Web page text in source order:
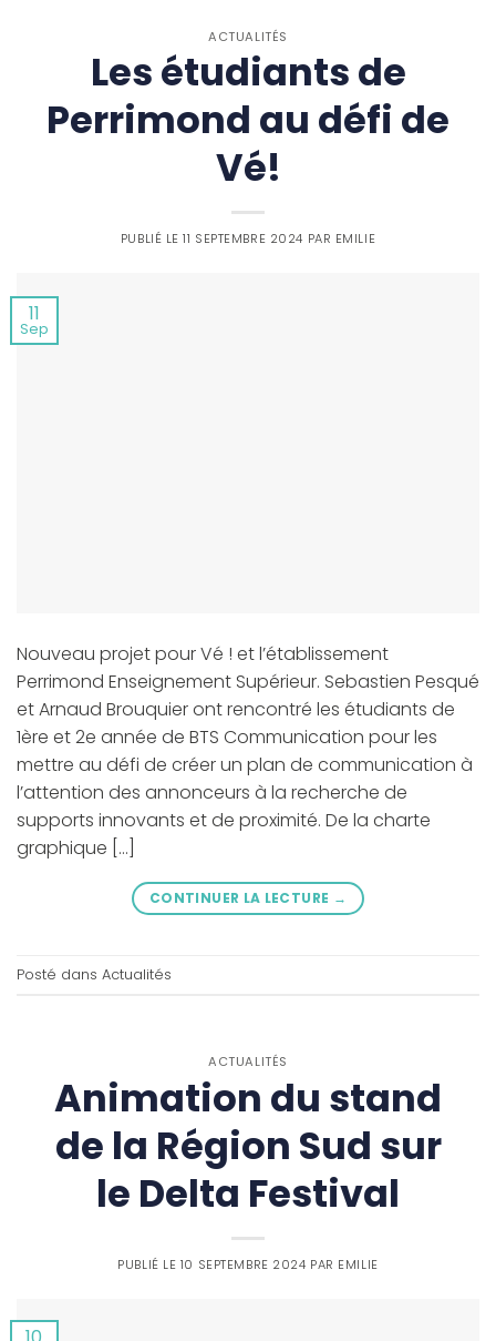
ACTUALITÉS
Les étudiants de
Perrimond au défi de
Vé!
PUBLIÉ LE11 SEPTEMBRE 2024 PAR EMILIE
11
Sep
Nouveau projet pour Vé ! et l’établissement
Perrimond Enseignement Supérieur. Sebastien Pesqué
et Arnaud Brouquier ont rencontré les étudiants de
1ère et 2e année de BTS Communication pour les
mettre au défi de créer un plan de communication à
l’attention des annonceurs à la recherche de
supports innovants et de proximité. De la charte
graphique […]
CONTINUER LA LECTURE →
Posté dans Actualités
ACTUALITÉS
Animation du stand
de la Région Sud sur
le Delta Festival
PUBLIÉ LE 10 SEPTEMBRE 2024 PAR EMILIE